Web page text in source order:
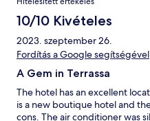
10/10 Kivételes
2023. szeptember 26.
Fordítás a Google segítségével
A Gem in Terrassa
The hotel has an excellent
is a new boutique hotel and
cons. The air conditioner was